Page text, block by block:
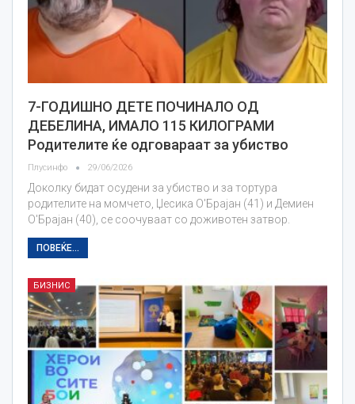
7-ГОДИШНО ДЕТЕ ПОЧИНАЛО ОД
ДЕБЕЛИНА, ИМАЛО 115 КИЛОГРАМИ
Родителите ќе одговараат за убиство
Плусинфо 29/06/2026
Доколку бидат осудени за убиство и за тортура
родителите на момчето, Џесика О'Брајан (41) и Демиен
О'Брајан (40), се соочуваат со доживотен затвор.
ПОВЕЌЕ...
БИЗНИС